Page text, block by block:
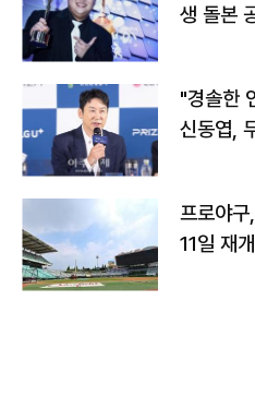
생 돌본
"경솔한
신동엽,
프로야
11일 재